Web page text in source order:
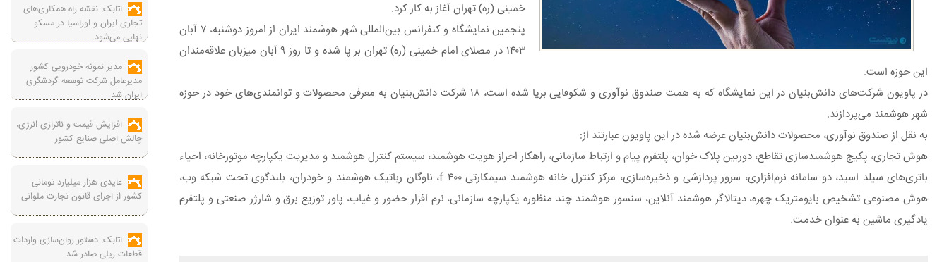
خمینی (ره) تهران آغاز به کار کرد.
پنجمین نمایشگاه و کنفرانس بین‌المللی شهر هوشمند ایران از امروز دوشنبه، ۷ آبان
۱۴۰۳ در مصلای امام خمینی (ره) تهران بر پا شده و تا روز ۹ آبان میزبان علاقه‌مندان
این حوزه است.
در پاویون شرکت‌های دانش‌بنیان در این نمایشگاه که به همت صندوق نوآوری و شکوفایی برپا شده است، ۱۸ شرکت دانش‌بنیان به معرفی محصولات و توانمندی‌های خود در حوزه
شهر هوشمند می‌پردازند.
به نقل از صندوق نوآوری، محصولات دانش‌بنیان عرضه شده در این پاویون عبارتند از:
هوش تجاری، پکیج هوشمندسازی تقاطع، دوربین پلاک خوان، پلتفرم پیام و ارتباط سازمانی، راهکار احراز هویت هوشمند، سیستم کنترل هوشمند و مدیریت یکپارچه موتورخانه، احیاء
باتری‌های سیلد اسید، دو سامانه نرم‌افزاری،‌ سرور پردازشی و ذخیره‌سازی، مرکز کنترل خانه هوشمند سیمکارتی ٤٠٠ f، ناوگان رباتیک هوشمند و خودران، بلندگوی تحت شبکه وب،
هوش مصنوعی تشخیص بایومتریک چهره، دیتالاگر هوشمند آنلاین، سنسور هوشمند چند منظوره یکپارچه سازمانی، نرم افزار حضور و غیاب، پاور توزیع برق و شارژر صنعتی و پلتفرم
یادگیری ماشین به عنوان خدمت.
اتابک: نقشه راه همکاری‌های
تجاری ایران و اوراسیا در مسکو
نهایی می‌شود
مدیر نمونه خودرویی کشور
مدیرعامل شرکت توسعه گردشگری
ایران شد
افزایش قیمت و ناترازی انرژی،
چالش اصلی صنایع کشور
عایدی هزار میلیارد تومانی
کشور از اجرای قانون تجارت ملوانی
اتابک: دستور روان‌سازی واردات
قطعات ریلی صادر شد